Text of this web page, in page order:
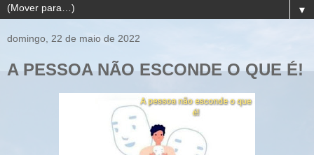
▼
domingo, 22 de maio de 2022
A PESSOA NÃO ESCONDE O QUE É!